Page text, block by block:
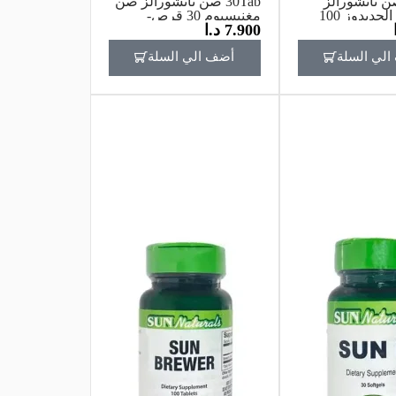
غلوكونات الحديدوز 100
السلة
مغنيسيوم 30 قرص-
7.900 د.ا
أضف الي السلة